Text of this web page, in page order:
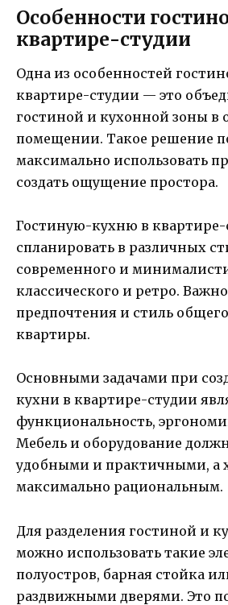
Особенности
квартире-студии
Одна из особенностей
квартире-студии — это
гостиной и кухонной зоны в
помещении. Такое решение
максимально использовать
создать ощущение простора.
Гостиную-кухню в
спланировать в различных
современного и
классического и ретро.
предпочтения и стиль
квартиры.
Основными задачами при
кухни в квартире-студии
функциональность,
Мебель и оборудование
удобными и практичными, а
максимально рациональным.
Для разделения гостиной и
можно использовать такие
полуостров, барная стойка
раздвижными дверями. Это